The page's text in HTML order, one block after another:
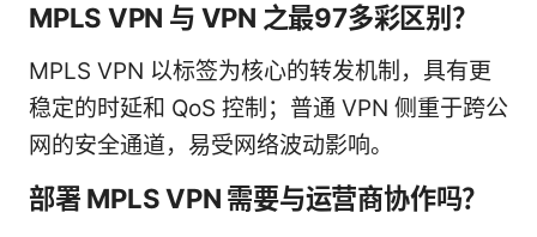
MPLS VPN 与 VPN 之最97多彩区别？
MPLS VPN 以标签为核心的转发机制，具有更
稳定的时延和 QoS 控制；普通 VPN 侧重于跨公
网的安全通道，易受网络波动影响。
部署 MPLS VPN 需要与运营商协作吗？